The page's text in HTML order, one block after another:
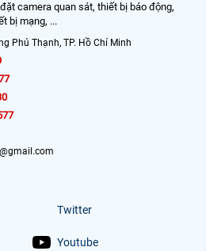
camera quan sát, thiết bị báo động,
bị mạng, ...
Phú Thạnh, TP. Hồ Chí Minh
Twitter
Youtube